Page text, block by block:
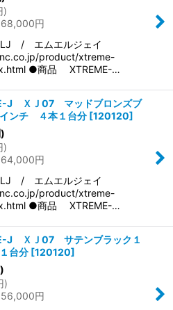
)
円
/ エムエルジェイ
product/xtreme-
●商品 XTREME-…
J ＸＪ07 マッドブロンズブ
ンチ ４本１台分 [120120]
)
円
/ エムエルジェイ
product/xtreme-
●商品 XTREME-…
J ＸＪ07 サテンブラック１
台分 [120120]
)
円